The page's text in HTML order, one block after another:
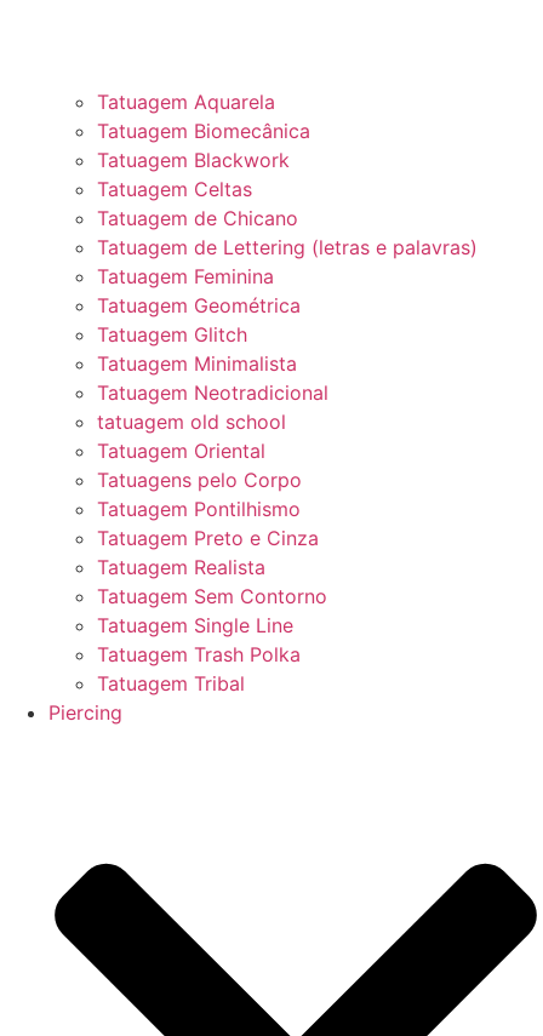
Tatuagem Aquarela
Tatuagem Biomecânica
Tatuagem Blackwork
Tatuagem Celtas
Tatuagem de Chicano
Tatuagem de Lettering (letras e palavras)
Tatuagem Feminina
Tatuagem Geométrica
Tatuagem Glitch
Tatuagem Minimalista
Tatuagem Neotradicional
tatuagem old school
Tatuagem Oriental
Tatuagens pelo Corpo
Tatuagem Pontilhismo
Tatuagem Preto e Cinza
Tatuagem Realista
Tatuagem Sem Contorno
Tatuagem Single Line
Tatuagem Trash Polka
Tatuagem Tribal
Piercing